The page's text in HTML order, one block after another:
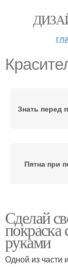
Знать перед
Пятна при
Сделай
покраска
руками
Одной из части